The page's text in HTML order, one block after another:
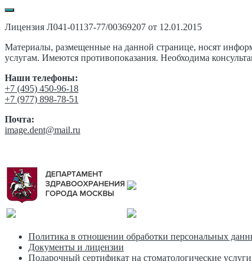
Лицензия Л041-01137-77/00369207 от 12.01.2015
Материалы, размещенные на данной странице, носят
услугам. Имеются противопоказания. Необходима
Наши телефоны:
‎+7 (495) 450-96-18
+7 (977) 898-78-51
Почта:
image.dent@mail.ru
Политика в отношении обработки персональных
Документы и лицензии
Подарочный сертификат на стоматологические услуги